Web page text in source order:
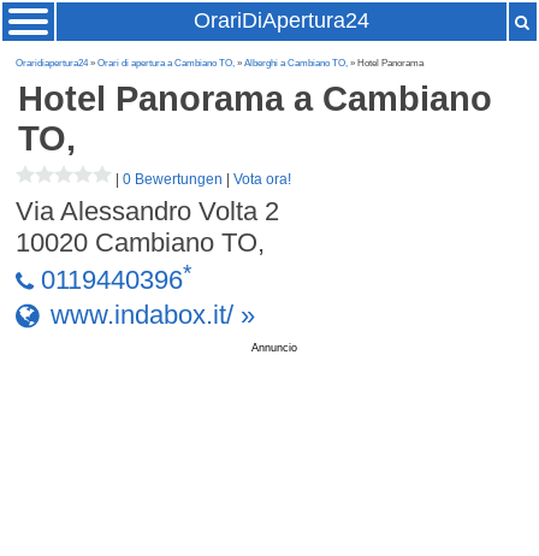
OrariDiApertura24
Oraridiapertura24»Orari di apertura a Cambiano TO, »Alberghi a Cambiano TO, » Hotel Panorama
Hotel Panoramaa Cambiano
TO,
|0 Bewertungen |Vota ora!
Via Alessandro Volta 2
10020 Cambiano TO,
0119440396*
www.indabox.it/ »
Annuncio